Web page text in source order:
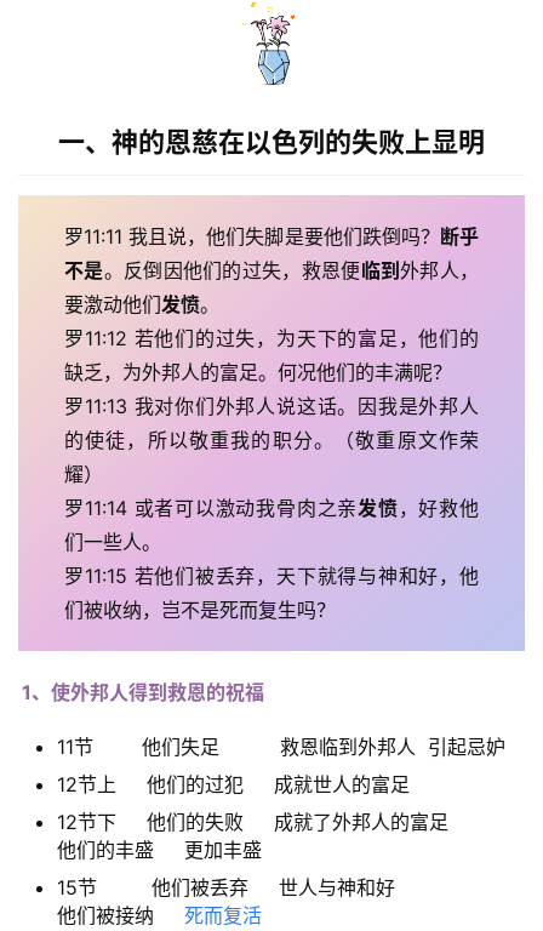
一、神的恩慈在以色列的失败上显明
罗11:11 我且说，他们失脚是要他们跌倒吗？ 断乎
不是。反倒因他们的过失，救恩便临到外邦人，
要激动他们发愤。
罗11:12 若他们的过失，为天下的富足，他们的
缺乏，为外邦人的富足。何况他们的丰满呢？
罗11:13 我对你们外邦人说这话。因我是外邦人
的使徒，所以敬重我的职分。（敬重原文作荣
耀）
罗11:14 或者可以激动我骨肉之亲发愤，好救他
们一些人。
罗11:15 若他们被丢弃，天下就得与神和好，他
们被收纳，岂不是死而复生吗？
1、使外邦人得到救恩的祝福
11节 他们失足 救恩临到外邦人 引起忌妒
12节上 他们的过犯 成就世人的富足
12节下 他们的失败 成就了外邦人的富足
他们的丰盛 更加丰盛
15节 他们被丢弃 世人与神和好
他们被接纳 死而复活